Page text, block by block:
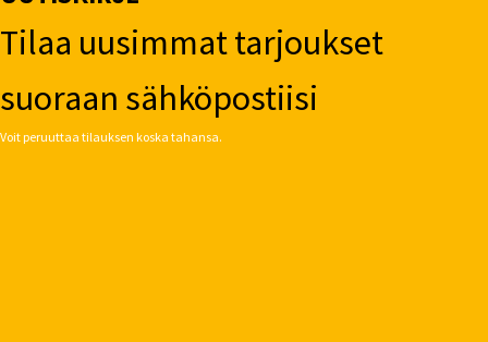
Tilaa uusimmat tarjoukset
suoraan sähköpostiisi
Voit peruuttaa tilauksen koska tahansa.